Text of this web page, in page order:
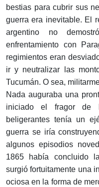
bestias para cubrir sus
guerra era inevitable. El
argentino no
enfrentamiento con
regimientos eran
ir y neutralizar las
Tucumán. O sea,
Nada auguraba una
iniciado el fragor de
beligerantes tenía un
guerra se iría
algunos episodios
1865 había concluido
surgió fortuitamente una
ociosa en la forma de